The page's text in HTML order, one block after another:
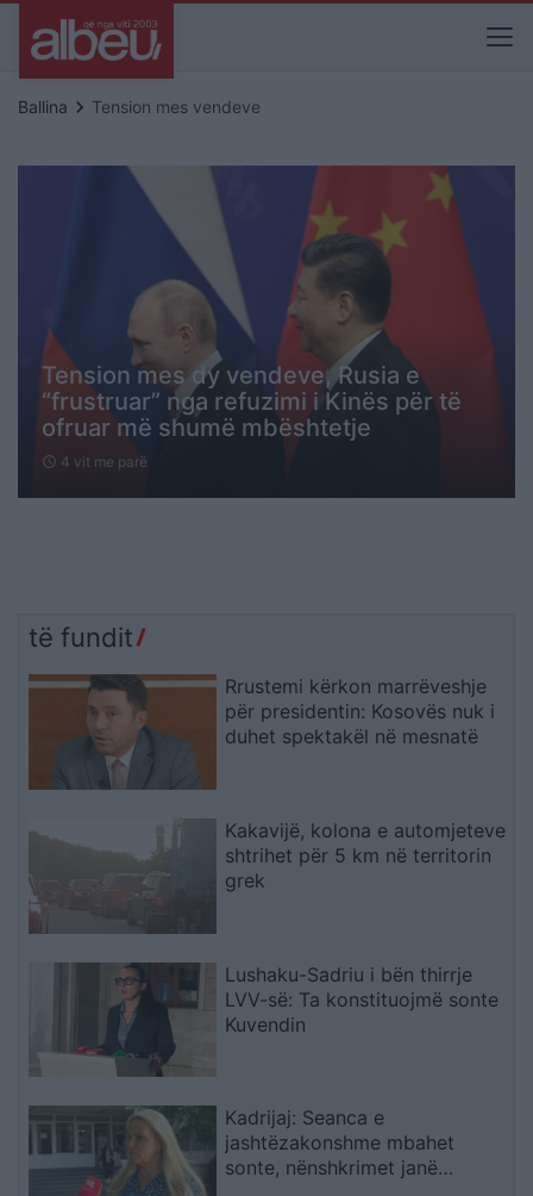
Ballina keyboard_arrow_right Tension mes vendeve
Tension mes dy vendeve, Rusia e
“frustruar” nga refuzimi i Kinës për të
ofruar më shumë mbështetje
schedule 4 vit me parë
të fundit
Rrustemi kërkon marrëveshje
për presidentin: Kosovës nuk i
duhet spektakël në mesnatë
Kakavijë, kolona e automjeteve
shtrihet për 5 km në territorin
grek
Lushaku-Sadriu i bën thirrje
LVV-së: Ta konstituojmë sonte
Kuvendin
Kadrijaj: Seanca e
jashtëzakonshme mbahet
sonte, nënshkrimet janë